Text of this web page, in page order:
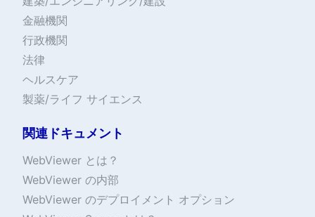
金融機関
行政機関
法律
ヘルスケア
製薬/ライフ サイエンス
関連ドキュメント
WebViewer とは？
WebViewer の内部
WebViewer のデプロイメント オプション